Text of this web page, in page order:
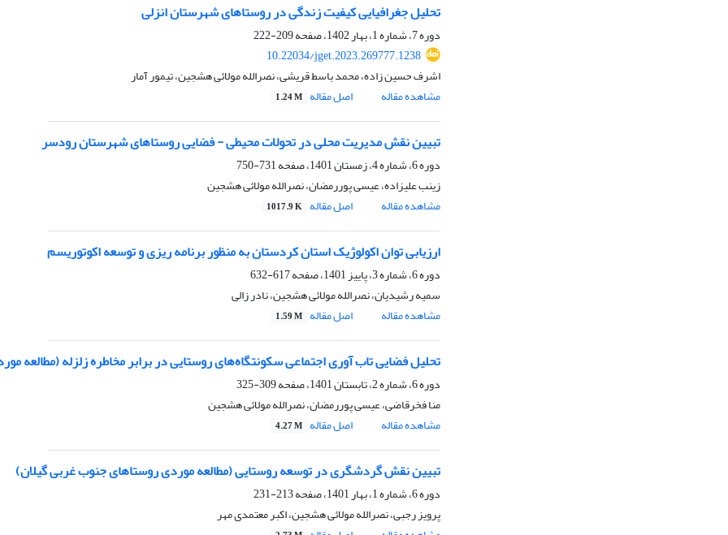
تحلیل جغرافیایی کیفیت زندگی در روستاهای شهرستان انزلی
دوره 7، شماره 1، بهار 1402، صفحه
209-222
10.22034/jget.2023.269777.1238
اشرف حسین زاده، محمد باسط قریشی، نصرالله مولائی هشجین، تیمور آمار
مشاهده مقاله
اصل مقاله 1.24 M
تبیین نقش مدیریت محلی در تحولات محیطی - فضایی روستاهای شهرستان رودسر
دوره 6، شماره 4، زمستان 1401، صفحه
731-750
زینب علیزاده، عیسی پوررمضان، نصرالله مولائی هشجین
مشاهده مقاله
اصل مقاله 1017.9 K
ارزیابی توان اکولوژیک استان کردستان به منظور برنامه ریزی و توسعه اکوتوریسم
دوره 6، شماره 3، پاییز 1401، صفحه
617-632
سمیه رشیدیان، نصرالله مولائی هشجین، نادر زالی
مشاهده مقاله
اصل مقاله 1.59 M
تحلیل فضایی تاب آوری اجتماعی سکونتگاه‌های روستایی در برابر مخاطره زلزله (مطالعه
دوره 6، شماره 2، تابستان 1401، صفحه
309-325
منا فخرقاضی، عیسی پوررمضان، نصرالله مولائی هشجین
مشاهده مقاله
اصل مقاله 4.27 M
تبیین نقش گردشگری در توسعه روستایی (مطالعه موردی روستاهای جنوب غربی گیلان)
دوره 6، شماره 1، بهار 1401، صفحه
213-231
پرویز رجبی، نصرالله مولائی هشجین، اکبر معتمدی مهر